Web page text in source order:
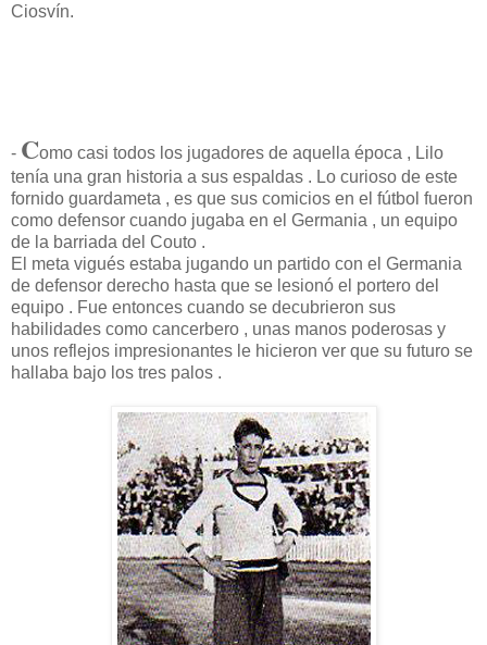
Ciosvín.
- Como casi todos los jugadores de aquella época , Lilo
tenía una gran historia a sus espaldas . Lo curioso de este
fornido guardameta , es que sus comicios en el fútbol fueron
como defensor cuando jugaba en el Germania , un equipo
de la barriada del Couto .
El meta vigués estaba jugando un partido con el Germania
de defensor derecho hasta que se lesionó el portero del
equipo . Fue entonces cuando se decubrieron sus
habilidades como cancerbero , unas manos poderosas y
unos reflejos impresionantes le hicieron ver que su futuro se
hallaba bajo los tres palos .